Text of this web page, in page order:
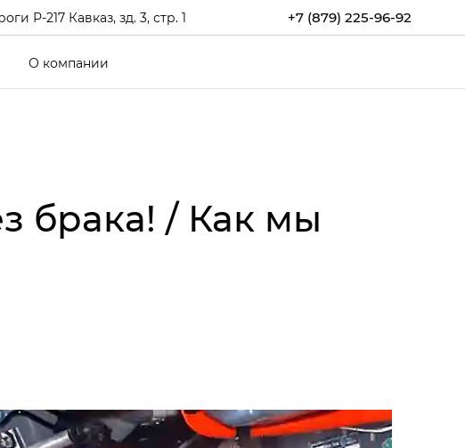
+7 (879) 225-96-92
Р-217 Кавказ, зд. 3, стр. 1
О компании
брака! / Как мы